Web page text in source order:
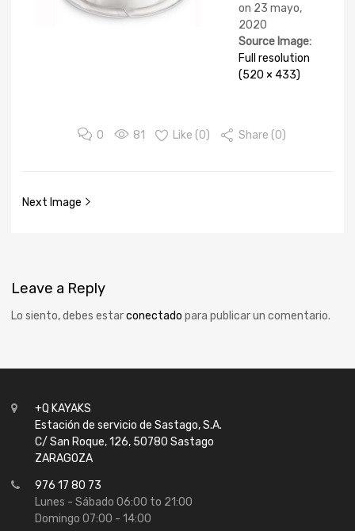
on 23 mayo,
2020
Source Image:
Full resolution
(520 × 433)
0 81 Like (0) Share (0)
Next Image
Leave a Reply
Lo siento, debes estarconectado para publicar un comentario.
+Q KAYAKS
Estación de servicio de Sastago, S.A.
C/ San Roque, 126, 50780 Sastago
ZARAGOZA
976 17 80 73
Lunes - Sábado 06:00 to 21:00
Domingo 07:00 - 14:00